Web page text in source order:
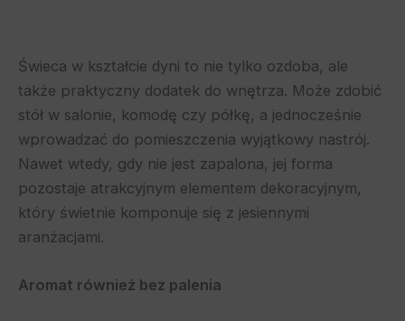
Świeca w kształcie dyni to nie tylko ozdoba, ale
także praktyczny dodatek do wnętrza. Może zdobić
stół w salonie, komodę czy półkę, a jednocześnie
wprowadzać do pomieszczenia wyjątkowy nastrój.
Nawet wtedy, gdy nie jest zapalona, jej forma
pozostaje atrakcyjnym elementem dekoracyjnym,
który świetnie komponuje się z jesiennymi
aranżacjami.
Aromat również bez palenia